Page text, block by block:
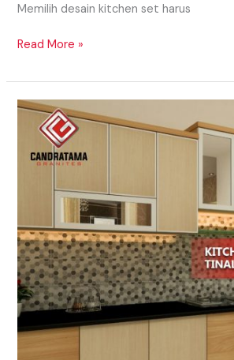
Memilih desain kitchen set harus
Read More »
Penggunaan
Dapur
yang
Sederhana
Di
Sorong